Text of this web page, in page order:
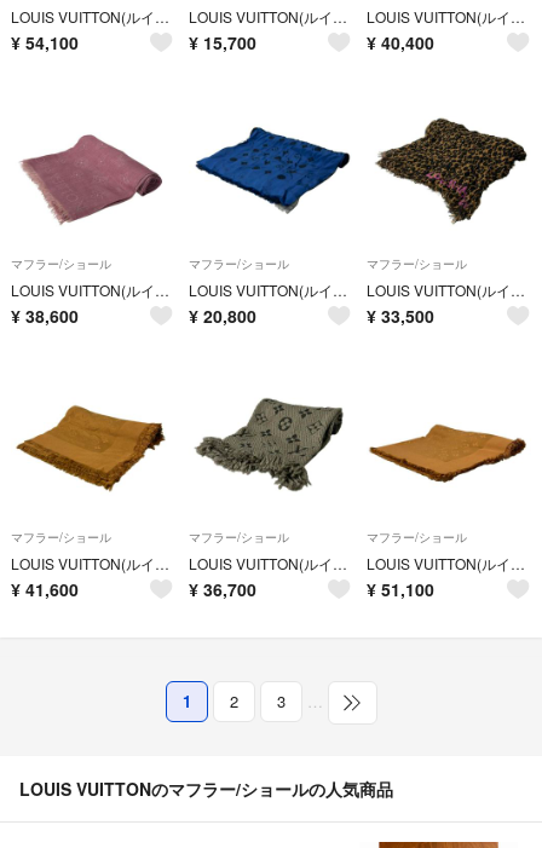
LOUIS VUITTON(ルイヴィトン) マフラー モノグラム エシャルプモノグラムクラシック M70520 ノワール ウール
¥ 54,100
LOUIS VUITTON(ルイヴィトン) ストール(ショール) エトール・ヴェニス M71746 ベージュ シルク
¥ 15,700
LOUIS VUITTON(ルイヴィトン) マフラー美品 エシャルプ・ロゴマニア M74742 グリペルル ウール、シルク
¥ 40,400
マフラー/ショール
LOUIS VUITTON(ルイヴィトン) ストール(ショール) モノグラム - ピンク カシミヤ、シルク
¥ 38,600
マフラー/ショール
LOUIS VUITTON(ルイヴィトン) ストール(ショール)美品 エトールヴェニス M71743 ノワール×ブルー シルク
¥ 20,800
マフラー/ショール
LOUIS VUITTON(ルイヴィトン) ストール(ショール) エトールレオパード M72215 マロン カシミヤ、シルク
¥ 33,500
マフラー/ショール
LOUIS VUITTON(ルイヴィトン) ストール(ショール) ショールモノグラム M71339 キャメル ウール、シルク
¥ 41,600
マフラー/ショール
LOUIS VUITTON(ルイヴィトン) マフラー エシャルプロゴマニア M72242 ヴェローヌ ウール、シルク
¥ 36,700
マフラー/ショール
LOUIS VUITTON(ルイヴィトン) ストール(ショール) - ブラウン モノグラム ウール、シルク
¥ 51,100
1 2 3 …
LOUIS VUITTONのマフラー/ショールの人気商品